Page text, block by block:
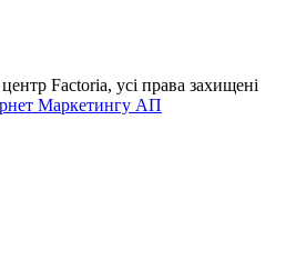
Factoria, усі права захищені